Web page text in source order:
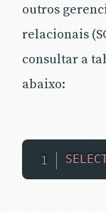
outros
relacionais
consultar a
abaixo: